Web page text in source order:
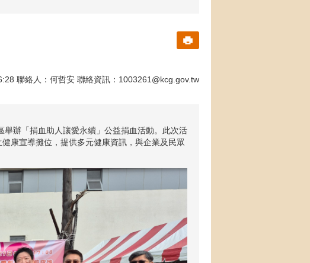
聯絡人：何哲安 聯絡資訊：1003261@kcg.gov.tw
辦「捐血助人讓愛永續」公益捐血活動。此次活
康宣導攤位，提供多元健康資訊，與企業及民眾